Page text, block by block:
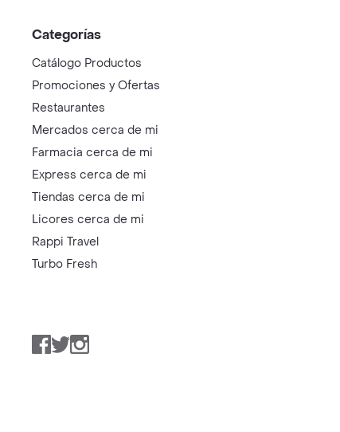
Categorías
Catálogo Productos
Promociones y Ofertas
Restaurantes
Mercados cerca de mi
Farmacia cerca de mi
Express cerca de mi
Tiendas cerca de mi
Licores cerca de mi
Rappi Travel
Turbo Fresh
Facebook
TwitterInstagram